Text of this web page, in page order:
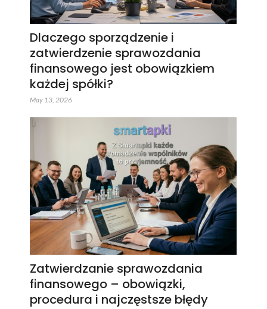
Dlaczego sporządzenie i
zatwierdzenie sprawozdania
finansowego jest obowiązkiem
każdej spółki?
May 13, 2026
Zatwierdzanie sprawozdania
finansowego – obowiązki,
procedura i najczęstsze błędy